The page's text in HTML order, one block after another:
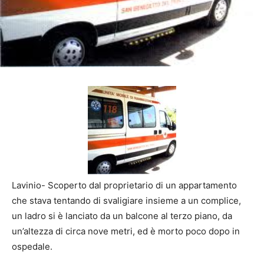
Lavinio- Scoperto dal proprietario di un appartamento
che stava tentando di svaligiare insieme a un complice,
un ladro si è lanciato da un balcone al terzo piano, da
un’altezza di circa nove metri, ed è morto poco dopo in
ospedale.